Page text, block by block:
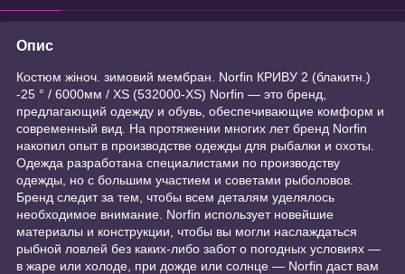
Опис
Костюм жіноч. зимовий мембран. Norfin КРИВУ 2 (блакитн.)
-25 ° / 6000мм / XS (532000-XS) Norfin — это бренд,
предлагающий одежду и обувь, обеспечивающие комформ и
современный вид. На протяжении многих лет бренд Norfin
накопил опыт в производстве одежды для рыбалки и охоты.
Одежда разработана специалистами по производству
одежды, но с большим участием и советами рыболовов.
Бренд следит за тем, чтобы всем деталям уделялось
необходимое внимание. Norfin использует новейшие
материалы и конструкции, чтобы вы могли наслаждаться
рыбной ловлей без каких-либо забот о погодных условиях —
в жаре или холоде, при дожде или солнце — Norfin даст вам